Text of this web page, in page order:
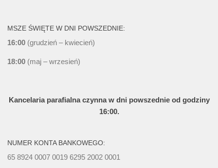
MSZE ŚWIĘTE W DNI POWSZEDNIE:
16:00 (grudzień – kwiecień)
18:00 (maj – wrzesień)
Kancelaria parafialna czynna w dni powszednie od godziny
16:00.
NUMER KONTA BANKOWEGO:
65 8924 0007 0019 6295 2002 0001